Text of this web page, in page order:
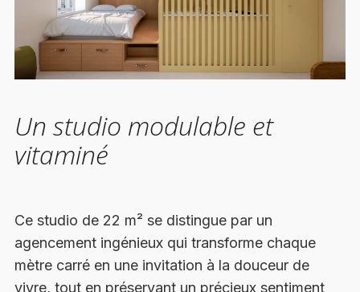
Un studio modulable et
vitaminé
Ce studio de 22 m² se distingue par un
agencement ingénieux qui transforme chaque
mètre carré en une invitation à la douceur de
vivre, tout en préservant un précieux sentiment